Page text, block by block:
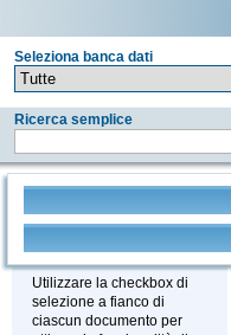
Seleziona banca dati
Ricerca semplice
Stampa - Email - Export
Utilizzare la checkbox di
selezione a fianco di
ciascun documento per